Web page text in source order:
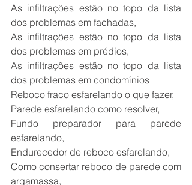
As infiltrações estão no topo da lista
dos problemas em fachadas,
As infiltrações estão no topo da lista
dos problemas em prédios,
As infiltrações estão no topo da lista
dos problemas em condomínios
Reboco fraco esfarelando o que fazer,
Parede esfarelando como resolver,
Fundo preparador para parede
esfarelando,
Endurecedor de reboco esfarelando,
Como consertar reboco de parede com
argamassa,